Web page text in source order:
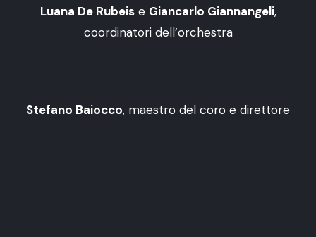
Luana De Rubeise Giancarlo Giannangeli,
coordinatori dell’orchestra
Stefano Baiocco, maestro del coro e direttore